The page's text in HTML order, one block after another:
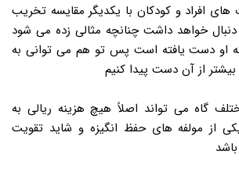
افراد و کودکان با یکدیگر مقایسه تخریب
خواهد داشت چنانچه مثالی زده می شود
او دست یافته است پس تو هم می توانی به
از آن دست پیدا کنیم
گاه می تواند اصلاً هیچ هزینه ریالی به
از مولفه های حفظ انگیزه و شاید تقویت